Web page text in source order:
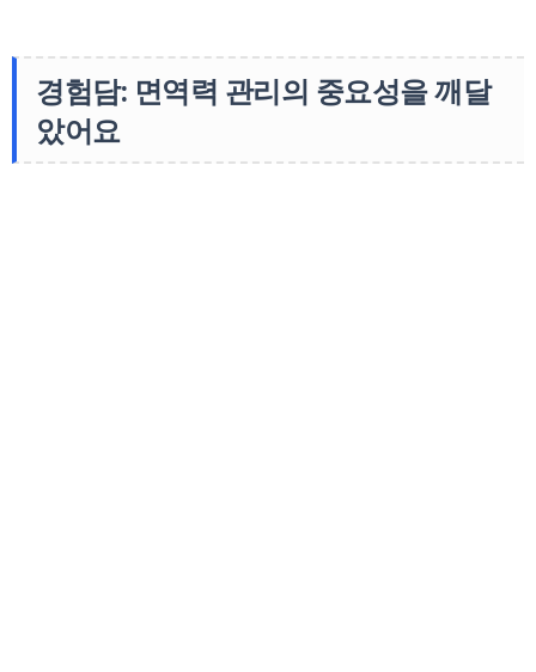
경험담: 면역력 관리의 중요성을 깨달
았어요